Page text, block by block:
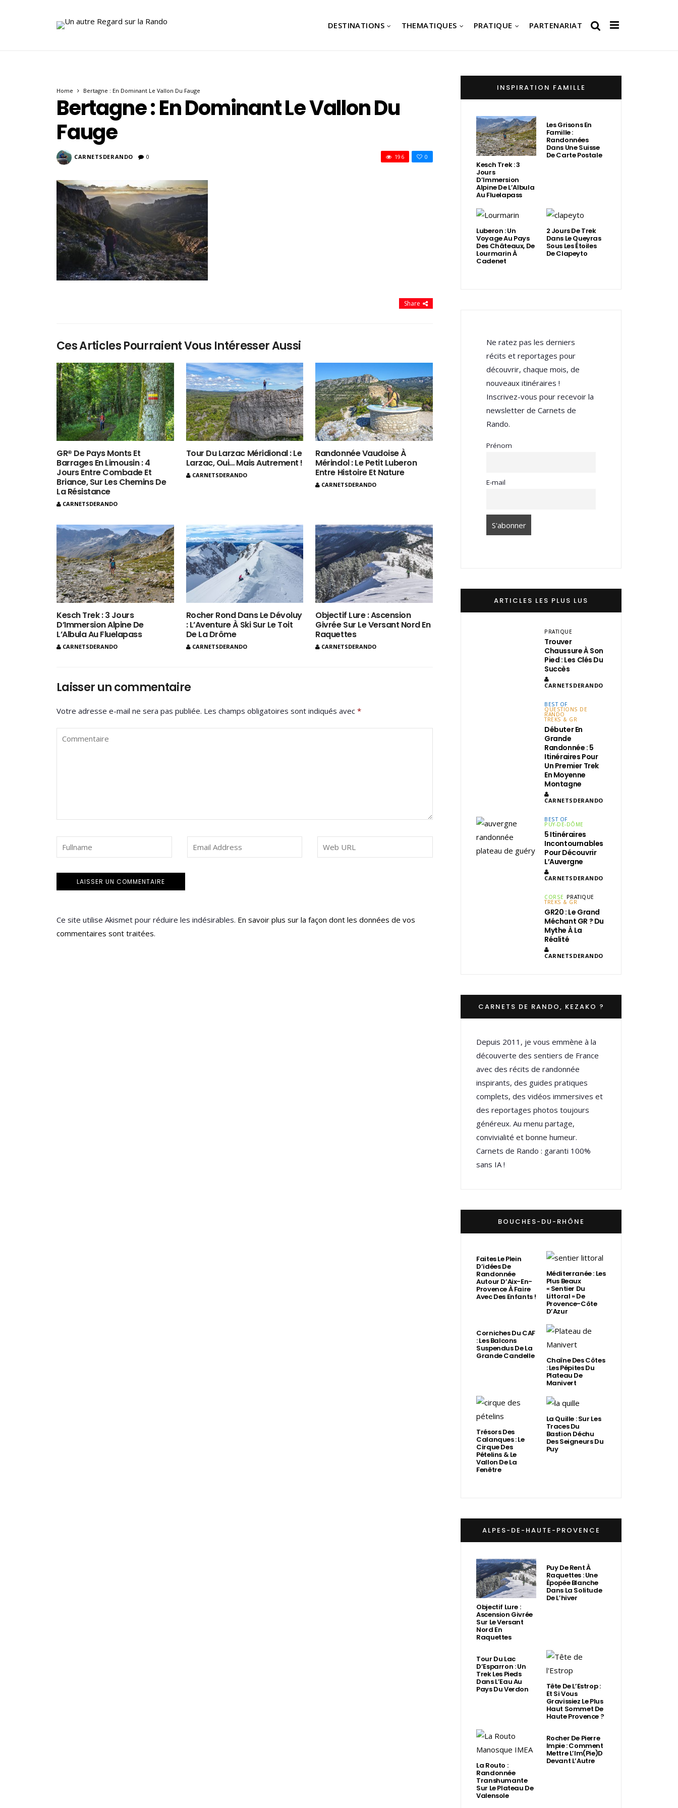
DESTINATIONS THEMATIQUES PRATIQUE PARTENARIAT
Home Bertagne : En Dominant Le Vallon Du Fauge
Bertagne : En Dominant Le Vallon Du
Fauge
CARNETSDERANDO 0 0
196
Share
Ces Articles Pourraient Vous Intéresser Aussi
GR® De Pays Monts Et
Barrages En Limousin : 4
Jours Entre Combade Et
Briance, Sur Les Chemins De
La Résistance
CARNETSDERANDO
Tour Du Larzac Méridional : Le
Larzac, Oui… Mais Autrement !
CARNETSDERANDO
Randonnée Vaudoise À
Mérindol : Le Petit Luberon
Entre Histoire Et Nature
CARNETSDERANDO
Kesch Trek : 3 Jours
D’Immersion Alpine De
L’Albula Au Fluelapass
CARNETSDERANDO
Rocher Rond Dans Le Dévoluy
: L’Aventure À Ski Sur Le Toit
De La Drôme
CARNETSDERANDO
Objectif Lure : Ascension
Givrée Sur Le Versant Nord En
Raquettes
CARNETSDERANDO
Laisser un commentaire
Votre adresse e-mail ne sera pas publiée. Les champs obligatoires sont indiqués avec *
Ce site utilise Akismet pour réduire les indésirables. En savoir plus sur la façon dont les données de vos
commentaires sont traitées.
INSPIRATION FAMILLE
Kesch Trek : 3
Jours
D’Immersion
Alpine De L’Albula
Au Fluelapass
Les Grisons En
Famille :
Randonnées
Dans Une Suisse
De Carte Postale
Luberon : Un
Voyage Au Pays
Des Châteaux, De
Lourmarin À
Cadenet
2 Jours De Trek
Dans Le Queyras
Sous Les Étoiles
De Clapeyto
Ne ratez pas les derniers
récits et reportages pour
découvrir, chaque mois, de
nouveaux itinéraires !
Inscrivez-vous pour recevoir la
newsletter de Carnets de
Rando.
Prénom
E-mail
ARTICLES LES PLUS LUS
PRATIQUE
Trouver
Chaussure À Son
Pied : Les Clés Du
Succès
CARNETSDERANDO
BEST OF
QUESTIONS DE
RANDO
TREKS & GR
Débuter En
Grande
Randonnée : 5
Itinéraires Pour
Un Premier Trek
En Moyenne
Montagne
CARNETSDERANDO
BEST OF
PUY-DE-DÔME
5 Itinéraires
Incontournables
Pour Découvrir
L’Auvergne
CARNETSDERANDO
CORSE PRATIQUE
TREKS & GR
GR20 : Le Grand
Méchant GR ? Du
Mythe À La
Réalité
CARNETSDERANDO
CARNETS DE RANDO, KEZAKO ?
Depuis 2011, je vous emmène à la
découverte des sentiers de France
avec des récits de randonnée
inspirants, des guides pratiques
complets, des vidéos immersives et
des reportages photos toujours
généreux. Au menu partage,
convivialité et bonne humeur.
Carnets de Rando : garanti 100%
sans IA !
BOUCHES-DU-RHÔNE
Faites Le Plein
D’idées De
Randonnée
Autour D’Aix-En-
Provence À Faire
Avec Des Enfants !
Méditerranée : Les
Plus Beaux
« Sentier Du
Littoral » De
Provence-Côte
D’Azur
Corniches Du CAF
: Les Balcons
Suspendus De La
Grande Candelle Chaîne Des Côtes
: Les Pépites Du
Plateau De
Manivert
Trésors Des
Calanques : Le
Cirque Des
Pételins & Le
Vallon De La
Fenêtre
La Quille : Sur Les
Traces Du
Bastion Déchu
Des Seigneurs Du
Puy
ALPES-DE-HAUTE-PROVENCE
Objectif Lure :
Ascension Givrée
Sur Le Versant
Nord En
Raquettes
Puy De Rent À
Raquettes : Une
Épopée Blanche
Dans La Solitude
De L’hiver
Tour Du Lac
D’Esparron : Un
Trek Les Pieds
Dans L’Eau Au
Pays Du Verdon Tête De L’Estrop :
Et Si Vous
Gravissiez Le Plus
Haut Sommet De
Haute Provence ?
La Routo :
Randonnée
Transhumante
Sur Le Plateau De
Valensole
Rocher De Pierre
Impie : Comment
Mettre L’Im(Pie)d
Devant L’Autre